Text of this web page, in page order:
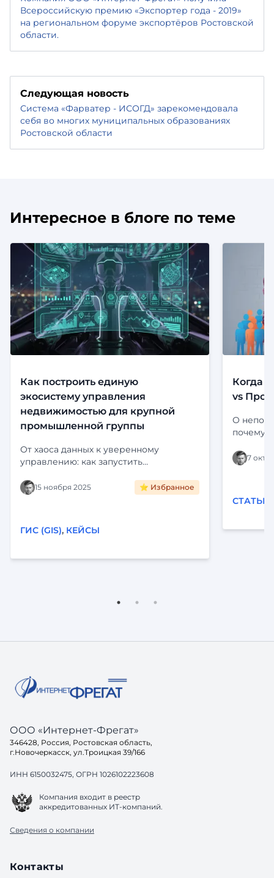
Всероссийскую премию «Экспортер года - 2019»
на региональном форуме экспортёров Ростовской
области.
Следующая новость
Система «Фарватер - ИСОГД» зарекомендовала
себя во многих муниципальных образованиях
Ростовской области
Интересное в блоге по теме
Как построить единую
экосистему управления
недвижимостью для крупной
промышленной группы
От хаоса данных к уверенному
управлению: как запустить
холдинга. Интеграция с ЕГРН,
визуализация на карте и
внедрения «Фарватер-Активы».
15 ноября 2025 ⭐ Избранное
ГИС (GIS), КЕЙСЫ
Когда
vs
О
почему
7
СТАТЬИ
ООО «Интернет-Фрегат»
346428, Россия, Ростовская область,
г.Новочеркасск, ул.Троицкая 39/166
ИНН 6150032475, ОГРН 1026102223608
Компания входит в реестр
аккредитованных ИТ-компаний.
Сведения о компании
Контакты